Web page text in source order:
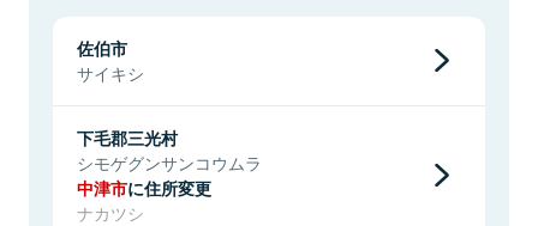
佐伯市
サイキシ
下毛郡三光村
シモゲグンサンコウムラ
中津市に住所変更
ナカツシ